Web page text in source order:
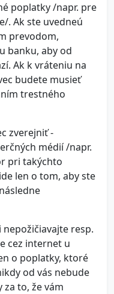
poplatky /napr. pre
. Ak ste uvedneú
prevodom,
banku, aby od
Ak k vráteniu na
budete musieť
trestného
zverejniť -
médií /napr.
pri takýchto
len o tom, aby ste
nepožičiavajte resp.
cez internet u
o poplatky, ktoré
od vás nebude
to, že vám